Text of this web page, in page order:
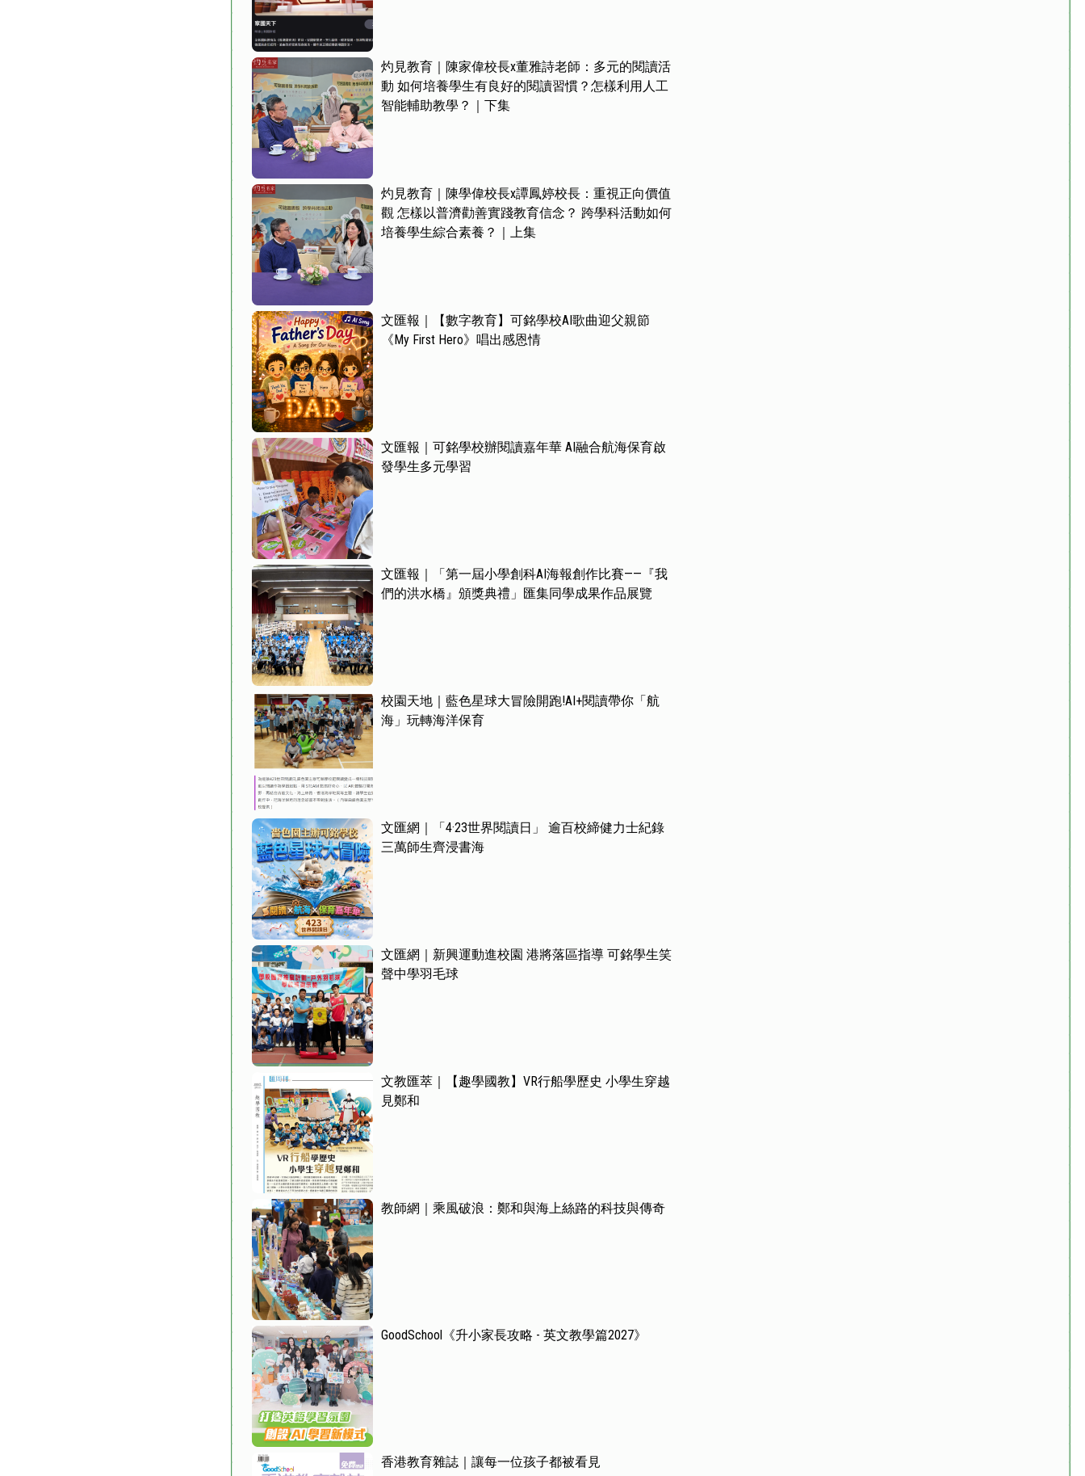
灼見教育｜陳家偉校長x董雅詩老師：多元的閱讀活
動 如何培養學生有良好的閱讀習慣？怎樣利用人工
智能輔助教學？｜下集
灼見教育｜陳學偉校長x譚鳳婷校長：重視正向價值
觀 怎樣以普濟勸善實踐教育信念？ 跨學科活動如何
培養學生綜合素養？｜上集
文匯報｜【數字教育】可銘學校AI歌曲迎父親節
《My First Hero》唱出感恩情
文匯報｜可銘學校辦閱讀嘉年華 AI融合航海保育啟
發學生多元學習
文匯報｜「第一屆小學創科AI海報創作比賽——『我
們的洪水橋』頒獎典禮」匯集同學成果作品展覽
校園天地｜藍色星球大冒險開跑!AI+閱讀帶你「航
海」玩轉海洋保育
文匯網｜「4·23世界閱讀日」 逾百校締健力士紀錄
三萬師生齊浸書海
文匯網｜新興運動進校園 港將落區指導 可銘學生笑
聲中學羽毛球
文教匯萃｜【趣學國教】VR行船學歷史 小學生穿越
見鄭和
教師網｜乘風破浪：鄭和與海上絲路的科技與傳奇
GoodSchool《升小家長攻略 - 英文教學篇2027》
香港教育雜誌｜讓每一位孩子都被看見